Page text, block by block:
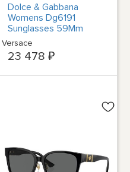
Dolce & Gabbana
Womens Dg6191
Sunglasses 59Mm
Sunglasses Womens
Versace
23 478 ₽